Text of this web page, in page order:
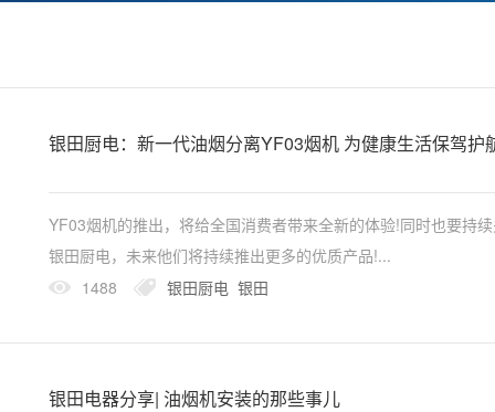
银田厨电：新一代油烟分离YF03烟机 为健康生活保驾护
YF03烟机的推出，将给全国消费者带来全新的体验!同时也要持
银田厨电，未来他们将持续推出更多的优质产品!...
1488
银田厨电 银田
银田电器分享| 油烟机安装的那些事儿